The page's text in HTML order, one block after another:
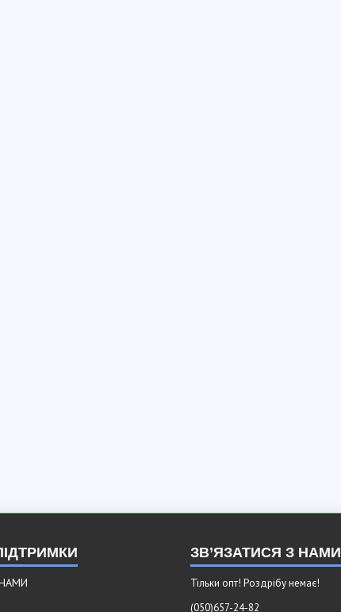
ЗВ’ЯЗАТИСЯ З НАМИ
Тільки опт! Роздрібу немає!
(050)657-24-82